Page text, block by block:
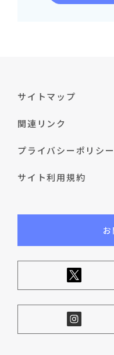
サイトマップ
関連リンク
プライバシーポリシー
サイト利用規約